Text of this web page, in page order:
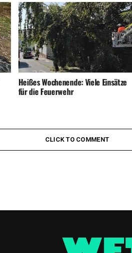
Heißes Wochenende: Viele Einsätze
für die Feuerwehr
CLICK TO COMMENT